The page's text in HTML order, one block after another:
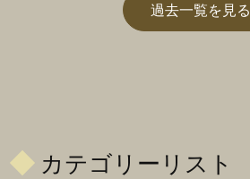
過去一覧を見る
カテゴリーリスト